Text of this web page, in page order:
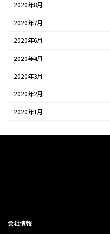
2020年8月
2020年7月
2020年6月
2020年4月
2020年3月
2020年2月
2020年1月
会社情報